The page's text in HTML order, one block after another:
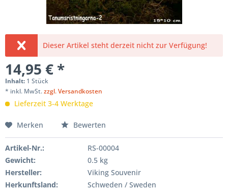
Dieser Artikel steht derzeit nicht zur Verfügung!
14,95 € *
Inhalt: 1 Stück
* inkl. MwSt.zzgl. Versandkosten
Lieferzeit 3-4 Werktage
Merken Bewerten
Artikel-Nr.:
RS-00004
Gewicht:
0.5 kg
Hersteller:
Viking Souvenir
Herkunftsland:
Schweden / Sweden